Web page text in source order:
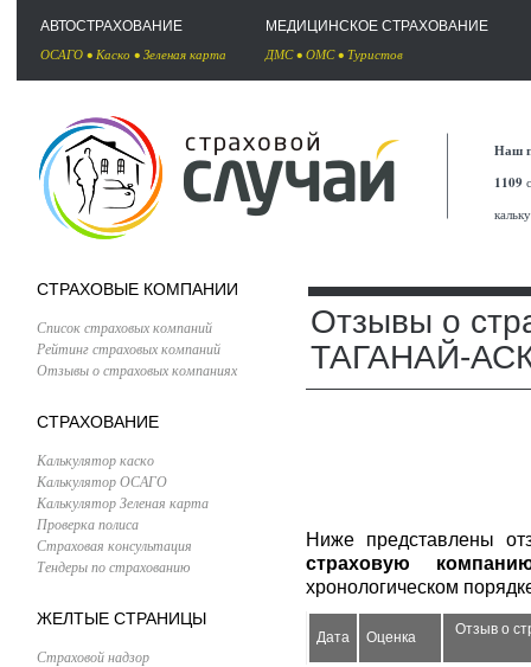
АВТОСТРАХОВАНИЕ
ОСАГО • Каско • Зеленая карта
МЕДИЦИНСКОЕ СТРАХОВАНИЕ
ДМС• ОМС• Туристов
Наш
1109
СТРАХОВЫЕ КОМПАНИИ
Список страховых компаний
Рейтинг страховых компаний
Отзывы о страховых компаниях
СТРАХОВАНИЕ
Калькулятор каско
Калькулятор ОСАГО
Калькулятор Зеленая карта
Проверка полиса
Страховая консультация
Тендеры по страхованию
ЖЕЛТЫЕ СТРАНИЦЫ
Страховой надзор
Отзывы о
ТАГАНАЙ-
Ниже представлены
страховую
хронологическом
Дата Оценка Отзыв о